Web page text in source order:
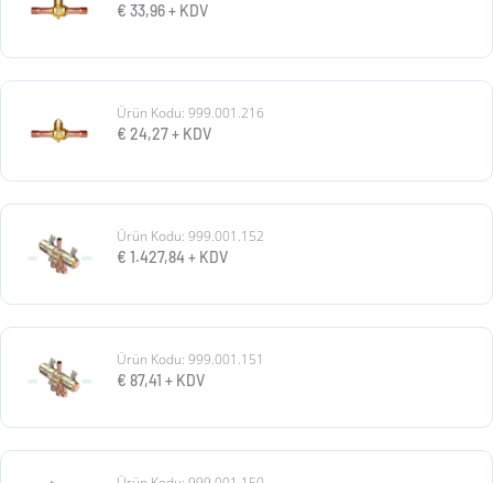
€ 33,96+ KDV
Ürün Kodu: 999.001.216
€ 24,27+ KDV
Ürün Kodu: 999.001.152
€ 1.427,84+ KDV
Ürün Kodu: 999.001.151
€ 87,41 + KDV